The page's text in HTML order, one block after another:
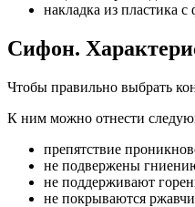
накладка из пластика
Сифон.
Чтобы правильно выбрать
К ним можно отнести
препятствие
не подвержены
не поддерживают
не покрываются